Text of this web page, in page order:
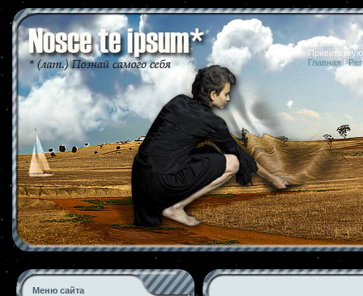
08.08.2026
Главная |
Меню сайта